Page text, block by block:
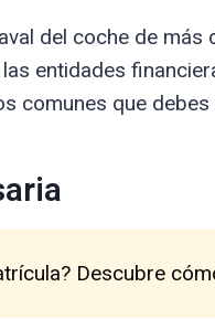
del coche de
entidades
comunes que debes
Descubre